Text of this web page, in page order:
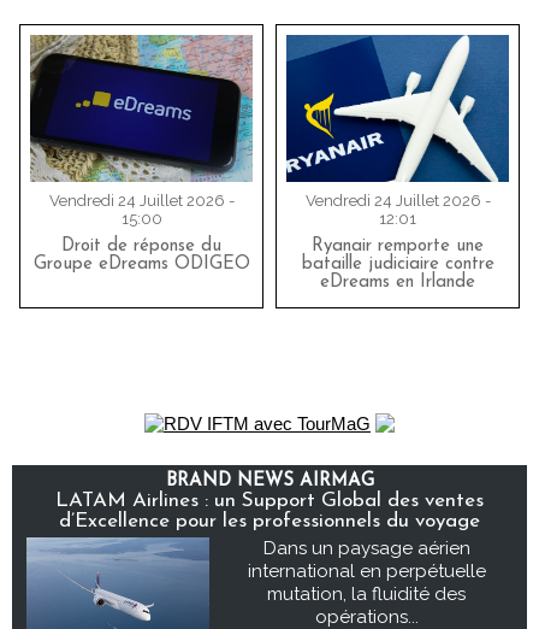
Vendredi 24 Juillet 2026 -
15:00
Droit de réponse du
Groupe eDreams ODIGEO
Vendredi 24 Juillet 2026 -
12:01
Ryanair remporte une
bataille judiciaire contre
eDreams en Irlande
BRAND NEWS AIRMAG
LATAM Airlines : un Support Global des ventes
d’Excellence pour les professionnels du voyage
Dans un paysage aérien
international en perpétuelle
mutation, la fluidité des
opérations...